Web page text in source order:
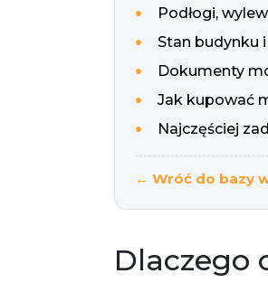
Podłogi,
Stan budynku
Dokumenty
Jak kupować
Najczęściej
← Wróć do bazy
Dlaczego